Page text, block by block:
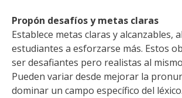
Propón desafíos y metas claras
Establece metas claras y alcanzables,
estudiantes a esforzarse más. Estos
ser desafiantes pero realistas al
Pueden variar desde mejorar la
dominar un campo específico del léxico.